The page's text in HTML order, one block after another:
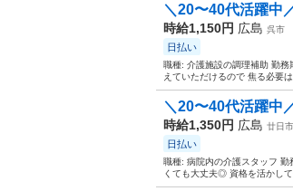
＼20〜40代活躍中
時給1,150円 広島 呉市
日払い
職種: 介護施設の調理補助 勤
えていただけるので 焦る必要
＼20〜40代活躍中
時給1,350円 広島 廿日
日払い
職種: 病院内の介護スタッフ
くても大丈夫◎ 資格を活かし